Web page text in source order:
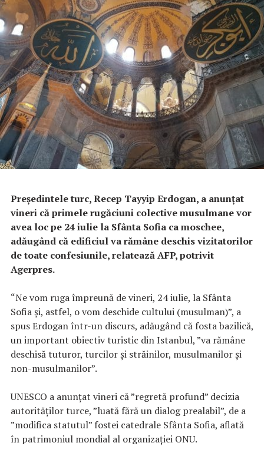
Preşedintele turc, Recep Tayyip Erdogan, a anunţat
vineri că primele rugăciuni colective musulmane vor
avea loc pe 24 iulie la Sfânta Sofia ca moschee,
adăugând că edificiul va rămâne deschis vizitatorilor
de toate confesiunile, relatează AFP, potrivit
Agerpres.
“Ne vom ruga împreună de vineri, 24 iulie, la Sfânta
Sofia şi, astfel, o vom deschide cultului (musulman)”, a
spus Erdogan într-un discurs, adăugând că fosta bazilică,
un important obiectiv turistic din Istanbul, ”va rămâne
deschisă tuturor, turcilor şi străinilor, musulmanilor şi
non-musulmanilor”.
UNESCO a anunţat vineri că ”regretă profund” decizia
autorităţilor turce, ”luată fără un dialog prealabil”, de a
”modifica statutul” fostei catedrale Sfânta Sofia, aflată
în patrimoniul mondial al organizaţiei ONU.